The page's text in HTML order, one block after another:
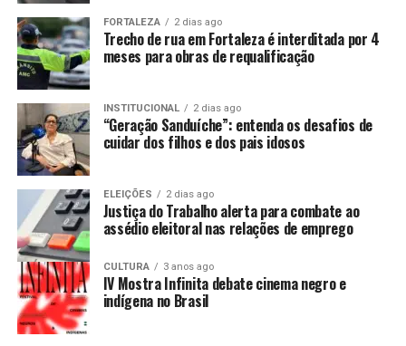
FORTALEZA 2 dias ago
Trecho de rua em Fortaleza é interditada por 4
meses para obras de requalificação
INSTITUCIONAL 2 dias ago
“Geração Sanduíche”: entenda os desafios de
cuidar dos filhos e dos pais idosos
ELEIÇÕES 2 dias ago
Justiça do Trabalho alerta para combate ao
assédio eleitoral nas relações de emprego
CULTURA 3 anos ago
IV Mostra Infinita debate cinema negro e
indígena no Brasil